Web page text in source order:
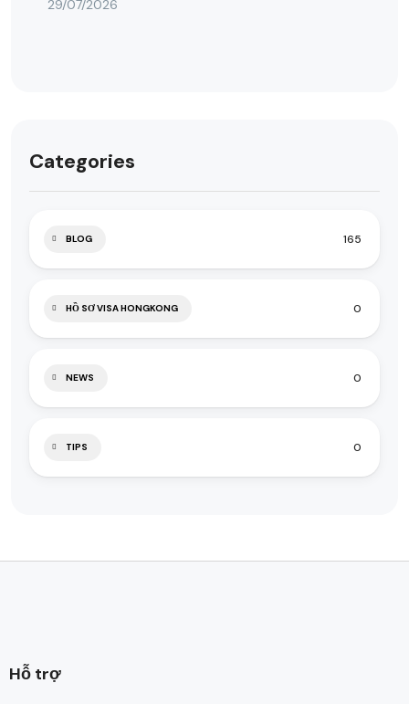
29/07/2026
Categories
BLOG 165
HỒ SƠ VISA HONGKONG 0
NEWS 0
TIPS 0
Hỗ trợ